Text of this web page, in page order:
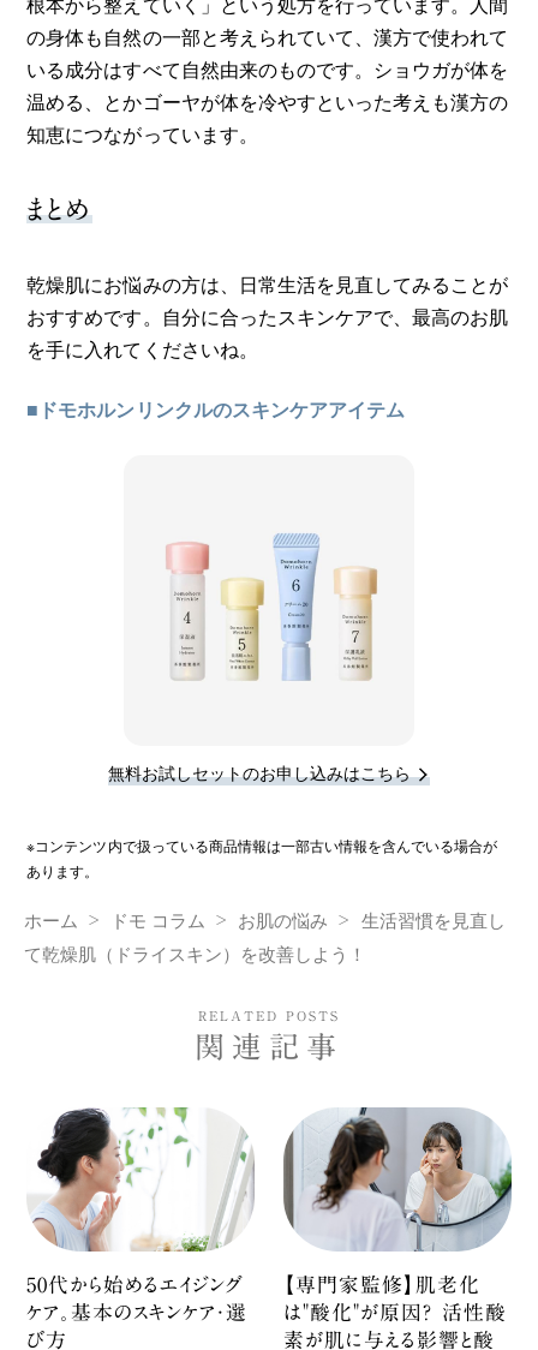
の身体も自然の一部と考えられていて、漢方で使われて
いる成分はすべて自然由来のものです。ショウガが体を
温める、とかゴーヤが体を冷やすといった考えも漢方の
知恵につながっています。
まとめ
乾燥肌にお悩みの方は、日常生活を見直してみることが
おすすめです。自分に合ったスキンケアで、最高のお肌
を手に入れてくださいね。
■ドモホルンリンクルのスキンケアアイテム
無料お試しセットのお申し込みはこちら
※コンテンツ内で扱っている商品情報は一部古い情報を含んでいる場合が
あります。
ホーム ドモ コラム お肌の悩み
生活習慣を見直し
て乾燥肌（ドライスキン）を改善しよう！
RELATED POSTS
関連記事
50代から始めるエイジング
ケア。基本のスキンケア・選
び方
【専門家監修】肌老化
は"酸化"が原因？ 活性酸
素が肌に与える影響と酸